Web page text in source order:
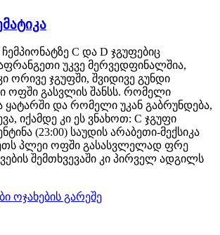
C და D ჯგუფებიც
უკვე მერვედფინალშია,
ორივე ჯგუფში, შვიდივე გუნდი
ოფში გასვლის შანსს. რომელი
ყატარში და რომელი უკან გაბრუნდება,
იქამდე კი ეს ვნახოთ: C ჯგუფი
(23:00) საუდის არაბეთი-მექსიკა
პლეი ოფში გასასვლელად ფრე
შემთხვევაში კი პირველ ადგილს